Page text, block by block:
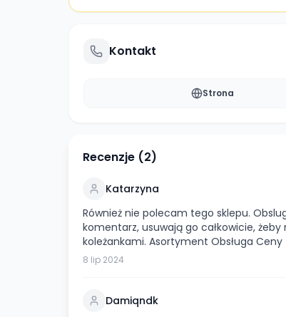
Kontakt
Strona
Recenzje (2)
Katarzyna
Również nie polecam tego sklepu.
komentarz, usuwają go całkowicie,
koleżankami. Asortyment Obsługa Ceny
8 lip 2024
Damiqndk